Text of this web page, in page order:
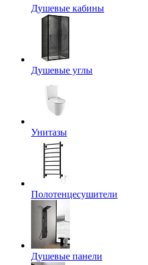
Душевые кабины
Душевые углы
Унитазы
Полотенцесушители
Душевые панели